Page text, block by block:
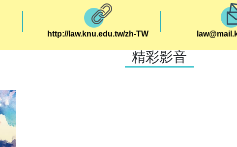
見習及實習等作中學課程，這類
各公私立機構擔任法務等工作;第
分，可以讓學生依興趣選修本系
區域法制及長照法制為中心，以
。在科技與人文並重之時代，法
應規範人類生活秩序之需求，本
http://law.knu.edu.tw/zh-TW
精彩影音